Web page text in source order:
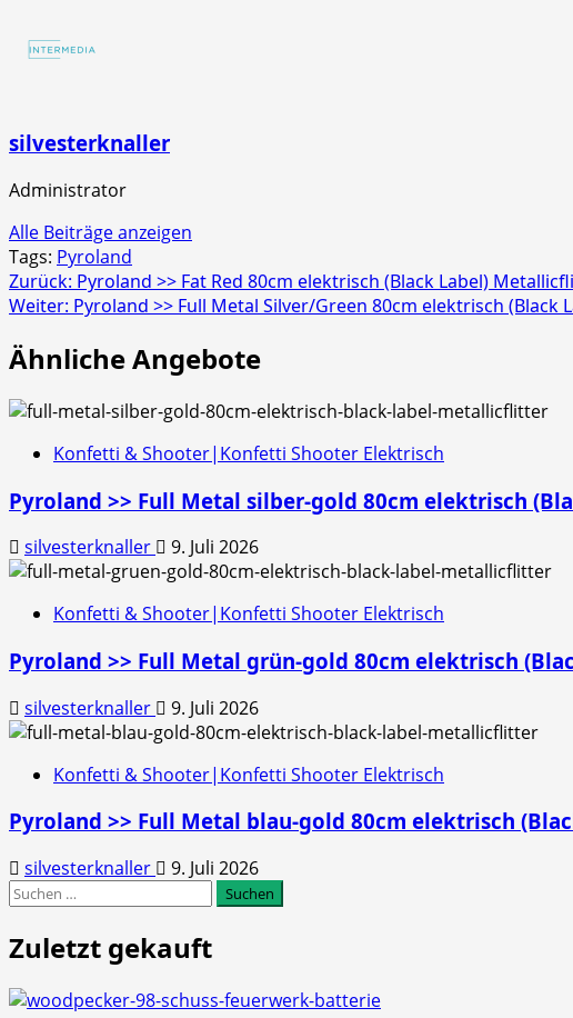
silvesterknaller
Administrator
Alle Beiträge anzeigen
Tags: Pyroland
Beitragsnavigation
Zurück: Pyroland >> Fat Red 80cm elektrisch (Black Label)
Weiter: Pyroland >> Full Metal Silver/Green 80cm elektrisch (Black
Ähnliche Angebote
Konfetti & Shooter|Konfetti Shooter Elektrisch
Pyroland >> Full Metal silber-gold 80cm elektrisch
silvesterknaller 9. Juli 2026
Konfetti & Shooter|Konfetti Shooter Elektrisch
Pyroland >> Full Metal grün-gold 80cm elektrisch
silvesterknaller 9. Juli 2026
Konfetti & Shooter|Konfetti Shooter Elektrisch
Pyroland >> Full Metal blau-gold 80cm elektrisch
silvesterknaller
9. Juli 2026
Suchen
Zuletzt gekauft